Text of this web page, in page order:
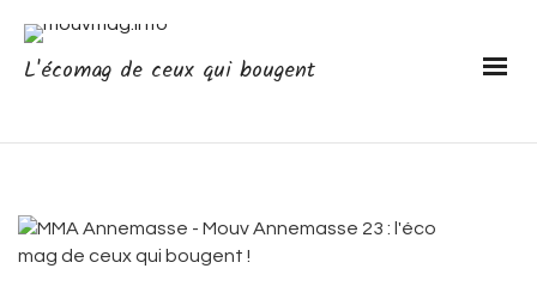
L'écomag de ceux qui bougent